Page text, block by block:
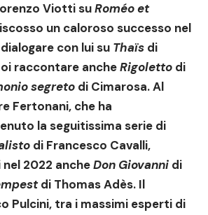
Viotti suRoméo et
un caloroso successo nel
con lui su Thaïs di
raccontare ancheRigoletto di
segreto di Cimarosa. Al
Fertonani, che ha
la seguitissima serie di
di Francesco Cavalli,
2022 ancheDon Giovanni di
di Thomas Adès. Il
Pulcini, tra i massimi esperti di